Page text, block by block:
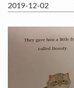
2019-12-02